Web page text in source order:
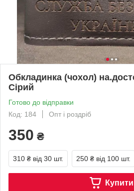
Обкладинка (чохол)
Сірий
Готово до відправки
Код: 184
Опт і роздріб
350 ₴
310 ₴ від 30 шт. 250 ₴ від 100 шт.
Купити